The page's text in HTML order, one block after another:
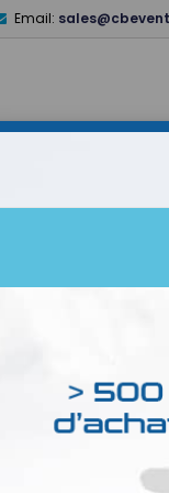
Email:
ATELIER &
ANCIEN